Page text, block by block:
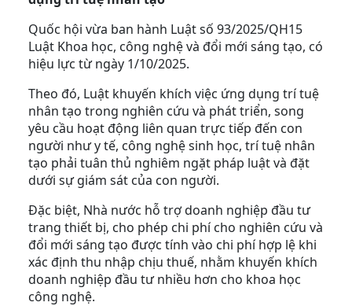
Quốc hội vừa ban hành Luật số 93/2025/QH15
Luật Khoa học, công nghệ và đổi mới sáng tạo, có
hiệu lực từ ngày 1/10/2025.
Theo đó, Luật khuyến khích việc ứng dụng trí tuệ
nhân tạo trong nghiên cứu và phát triển, song
yêu cầu hoạt động liên quan trực tiếp đến con
người như y tế, công nghệ sinh học, trí tuệ nhân
tạo phải tuân thủ nghiêm ngặt pháp luật và đặt
dưới sự giám sát của con người.
Đặc biệt, Nhà nước hỗ trợ doanh nghiệp đầu tư
trang thiết bị, cho phép chi phí cho nghiên cứu và
đổi mới sáng tạo được tính vào chi phí hợp lệ khi
xác định thu nhập chịu thuế, nhằm khuyến khích
doanh nghiệp đầu tư nhiều hơn cho khoa học
công nghệ.